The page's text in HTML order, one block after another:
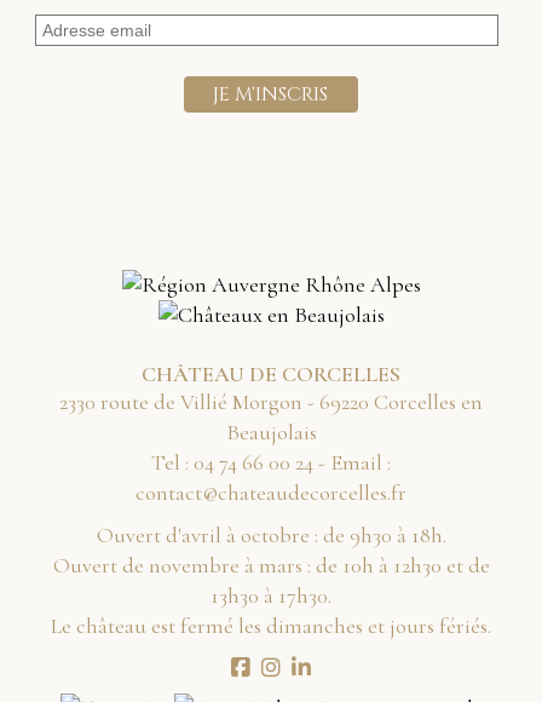
CHÂTEAU DE CORCELLES
2330 route de Villié Morgon - 69220 Corcelles en
Beaujolais
Tel : 42 00 66 47 40- Email :
rf.sellecroceduaetahc@tcatnoc
Ouvert d'avril à octobre : de 9h30 à 18h.
Ouvert de novembre à mars : de 10h à 12h30 et de
13h30 à 17h30.
Le château est fermé les dimanches et jours fériés.